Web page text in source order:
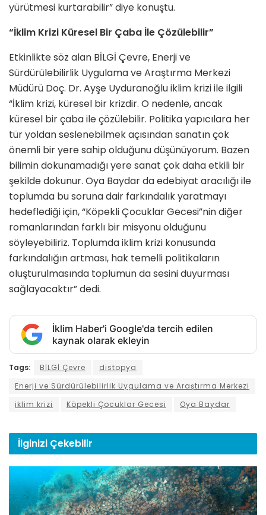
yürütmesi kurtarabilir” diye konuştu.
“İklim Krizi Küresel Bir Çaba İle Çözülebilir”
Etkinlikte söz alan BİLGİ Çevre, Enerji ve
Sürdürülebilirlik Uygulama ve Araştırma Merkezi
Müdürü Doç. Dr. Ayşe Uyduranoğlu iklim krizi ile ilgili
“İklim krizi, küresel bir krizdir. O nedenle, ancak
küresel bir çaba ile çözülebilir. Politika yapıcılara her
tür yoldan seslenebilmek açısından sanatın çok
önemli bir yere sahip olduğunu düşünüyorum. Bazen
bilimin dokunamadığı yere sanat çok daha etkili bir
şekilde dokunur. Oya Baydar da edebiyat aracılığı ile
toplumda bu soruna dair farkındalık yaratmayı
hedeflediği için, “Köpekli Çocuklar Gecesi”nin diğer
romanlarından farklı bir misyonu olduğunu
söyleyebiliriz. Toplumda iklim krizi konusunda
farkındalığın artması, hak temelli politikaların
oluşturulmasında toplumun da sesini duyurması
sağlayacaktır” dedi.
İklim Haber'i Google'da tercih edilen
kaynak olarak ekleyin
Tags: BİLGİ Çevre
distopya
Enerji ve Sürdürülebilirlik Uygulama ve Araştırma Merkezi
iklim krizi
Köpekli Çocuklar Gecesi Oya Baydar
İlginizi Çekebilir